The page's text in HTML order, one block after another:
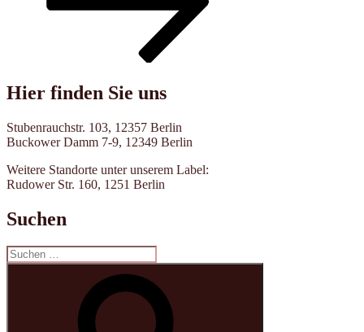
Hier finden Sie uns
Stubenrauchstr. 103, 12357 Berlin
Buckower Damm 7-9, 12349 Berlin
Weitere Standorte unter unserem Label:
Rudower Str. 160, 1251 Berlin
Suchen
Suche
nach: